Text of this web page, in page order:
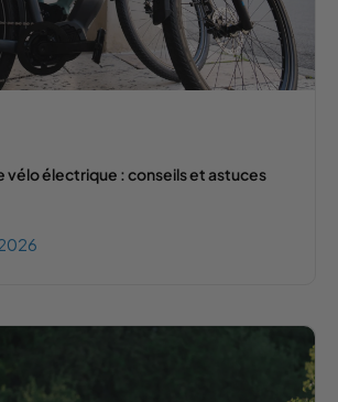
électrique : conseils et astuces
2026